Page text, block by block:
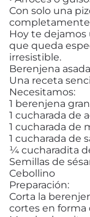
Con solo una
completamente
Hoy te dejamos
que queda
irresistible.
Berenjena
Una receta
Necesitamos:
1 berenjena
1 cucharada de
1 cucharada de
1 cucharada de
¼ cucharadita
Semillas de
Cebollino
Preparación:
Corta la
cortes en forma